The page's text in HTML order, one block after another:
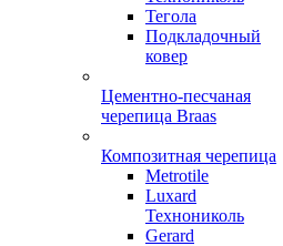
Тегола
Подкладочный
ковер
Цементно-песчаная
черепица Braas
Композитная черепица
Metrotile
Luxard
Технониколь
Gerard